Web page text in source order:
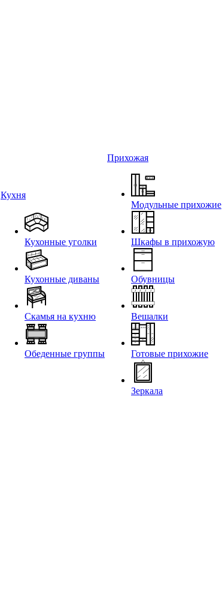
Кухня
Кухонные уголки
Кухонные диваны
Скамья на кухню
Обеденные группы
Прихожая
Модульные прихожие
Шкафы в прихожую
Обувницы
Вешалки
Готовые прихожие
Зеркала